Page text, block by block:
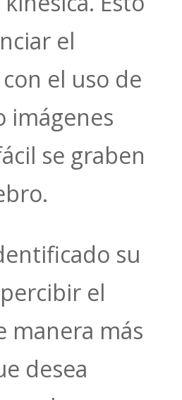
el
el uso de
imágenes
se graben
su
el
manera más
desea